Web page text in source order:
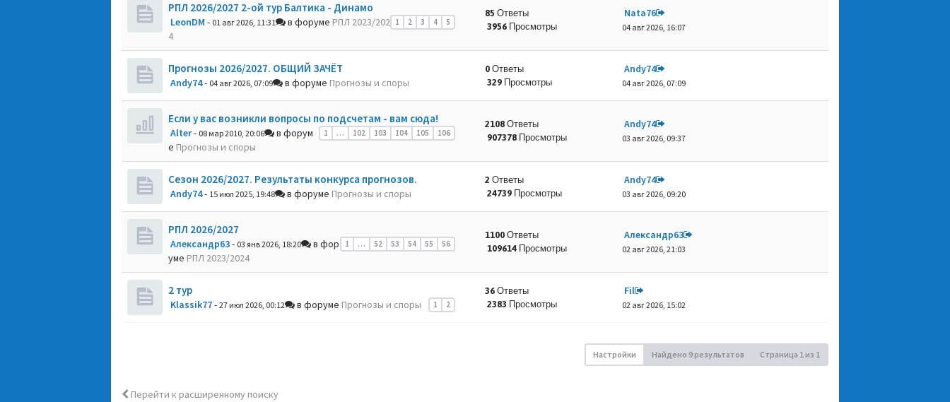
РПЛ 2026/2027 2-ой тур Балтика - Динамо
1 2 3 4 5
LeonDM - 01 авг 2026, 11:31 в форуме РПЛ 2023/202
4
85 Ответы
3956 Просмотры
Nata76
04 авг 2026, 16:07
Прогнозы 2026/2027. ОБЩИЙ ЗАЧЁТ
Andy74- 04 авг 2026, 07:09 в форуме Прогнозы и споры
0 Ответы
329 Просмотры
Andy74
04 авг 2026, 07:09
Если у вас возникли вопросы по подсчетам - вам сюда!
1 … 102 103 104 105 106
Alter- 08 мар 2010, 20:06
в форум
е Прогнозы и споры
2108 Ответы
907378 Просмотры
Andy74
03 авг 2026, 09:37
Сезон 2026/2027. Результаты конкурса прогнозов.
Andy74- 15 июл 2025, 19:48 в форуме Прогнозы и споры
2 Ответы
24739 Просмотры
Andy74
03 авг 2026, 09:20
РПЛ 2026/2027
1 … 52 53 54 55 56
Александр63- 03 янв 2026, 18:20
в фор
уме РПЛ 2023/2024
1100 Ответы
109614 Просмотры
Александр63
02 авг 2026, 21:03
2 тур
1 2
Klassik77- 27 июл 2026, 00:12 в форуме Прогнозы и споры
36 Ответы
2383 Просмотры
Fil
02 авг 2026, 15:02
Настройки Найдено 9 результатов Страница 1из 1
Перейти к расширенному поиску